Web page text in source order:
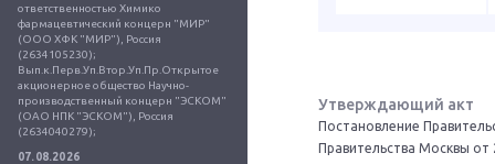
ответственностью Химико
фармацевтический концерн "МИР"
(ООО ХФК "МИР"), Россия
(2634105230);
Вып.к.Перв.Уп.Втор.Уп.Пр.Открытое
акционерное общество Научно-
производственный концерн "ЭСКОМ"
(ОАО НПК "ЭСКОМ"), Россия
(2634040279);
07.08.2026
Утверждающий акт
Постановление
Правительства Москвы